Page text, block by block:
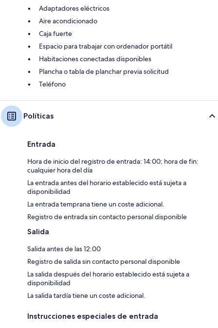
Adaptadores eléctricos
Aire acondicionado
Caja fuerte
Espacio para trabajar con ordenador portátil
Habitaciones conectadas disponibles
Plancha o tabla de planchar previa solicitud
Teléfono
Políticas
Entrada
Hora de inicio del registro de entrada: 14:00; hora de fin:
cualquier hora del día
La entrada antes del horario establecido está sujeta a
disponibilidad
La entrada temprana tiene un coste adicional.
Registro de entrada sin contacto personal disponible
Salida
Salida antes de las 12:00
Registro de salida sin contacto personal disponible
La salida después del horario establecido está sujeta a
disponibilidad
La salida tardía tiene un coste adicional.
Instrucciones especiales de entrada